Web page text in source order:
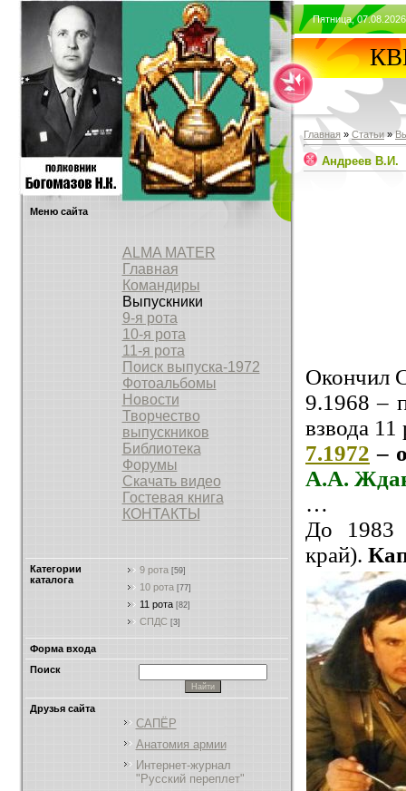
Меню сайта
ALMA MATER
Главная
Командиры
Выпускники
9-я рота
10-я рота
11-я рота
Поиск выпуска-1972
Фотоальбомы
Новости
Творчество
выпускников
Библиотека
Форумы
Скачать видео
Гостевая книга
КОНТАКТЫ
Категории
каталога
9 рота [59]
10 рота [77]
11 рота [82]
СПДС [3]
Форма входа
Поиск
Друзья сайта
САПЁР
Анатомия армии
Интернет-журнал
"Русский переплет"
Пятница,
Главная » Статьи »
Андреев В.И.
Окончил
9.1968 –
взвода
7.1972 –
А.А.
…
До 1983
край).